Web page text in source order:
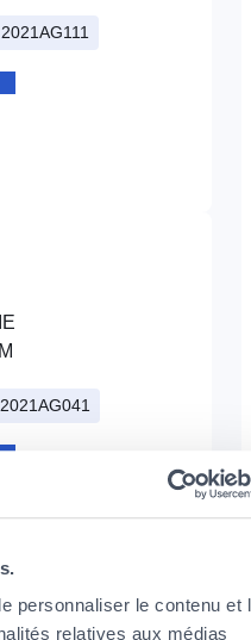
personnaliser le contenu et
relatives aux médias